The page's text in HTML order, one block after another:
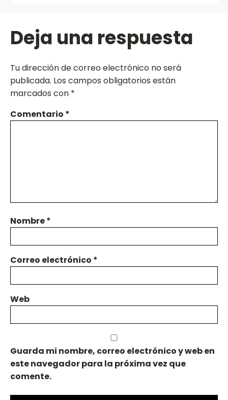
Deja una respuesta
Tu dirección de correo electrónico no será
publicada. Los campos obligatorios están
marcados con *
Comentario *
Nombre*
Correo electrónico *
Web
Guarda mi nombre, correo electrónico y web en
este navegador para la próxima vez que
comente.